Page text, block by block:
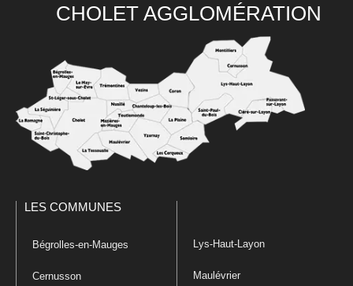
CHOLET AGGLOMÉRATION
LES COMMUNES
Bégrolles-en-Mauges
Cernusson
Lys-Haut-Layon
Maulévrier